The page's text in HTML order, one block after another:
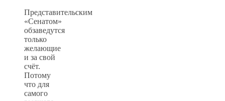
Представительским
«Сенатом»
обзаведутся
только
желающие
и за свой
счёт.
Потому
что для
самого